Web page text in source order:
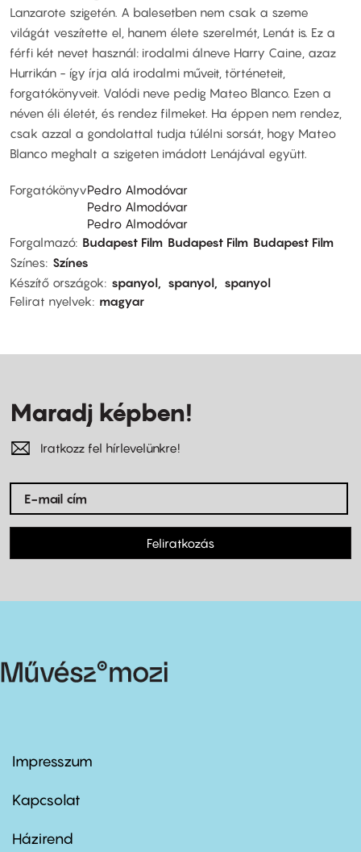
Lanzarote szigetén. A balesetben nem csak a szeme
világát veszítette el, hanem élete szerelmét, Lenát is. Ez a
férfi két nevet használ: irodalmi álneve Harry Caine, azaz
Hurrikán - így írja alá irodalmi műveit, történeteit,
forgatókönyveit. Valódi neve pedig Mateo Blanco. Ezen a
néven éli életét, és rendez filmeket. Ha éppen nem rendez,
csak azzal a gondolattal tudja túlélni sorsát, hogy Mateo
Blanco meghalt a szigeten imádott Lenájával együtt.
ForgatókönyvPedro Almodóvar
Pedro Almodóvar
Pedro Almodóvar
Forgalmazó Budapest Film Budapest Film Budapest Film
Színes Színes
Készítő országok
spanyol spanyol
spanyol
Felirat nyelvek
magyar
Maradj képben!
Iratkozz fel hírlevelünkre!
Feliratkozás
Footer
first
Impresszum
Kapcsolat
Footer
Házirend